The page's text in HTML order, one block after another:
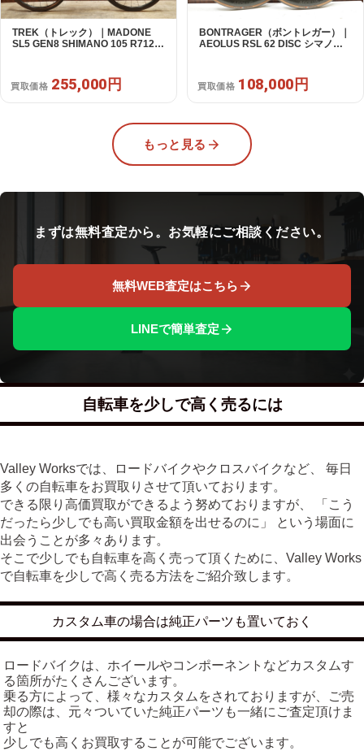
TREK（トレック）｜MADONE
SL5 GEN8 SHIMANO 105 R7120
買取価格 255,000円
BONTRAGER（ボントレガー）｜
AEOLUS RSL 62 DISC シマノフ
買取価格 108,000円
もっと見る
まずは無料査定から。お気軽にご相談ください。
無料WEB査定はこちら
LINEで簡単査定
自転車を少しで高く売るには
Valley Worksでは、ロードバイクやクロスバイクなど、 毎日
多くの自転車をお買取りさせて頂いております。
できる限り高価買取ができるよう努めておりますが、 「こう
だったら少しでも高い買取金額を出せるのに」 という場面に
出会うことが多々あります。
そこで少しでも自転車を高く売って頂くために、Valley Works
で自転車を少しで高く売る方法をご紹介致します。
カスタム車の場合は純正パーツも置いておく
ロードバイクは、ホイールやコンポーネントなどカスタムす
る箇所がたくさんございます。
乗る方によって、様々なカスタムをされておりますが、ご売
却の際は、元々ついていた純正パーツも一緒にご査定頂けま
すと
少しでも高くお買取することが可能でございます。